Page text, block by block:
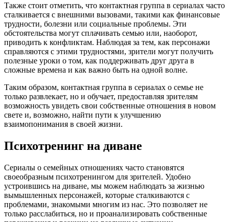
Также стоит отметить, что контактная группа в сериалах часто
сталкивается с внешними вызовами, такими как финансовые
трудности, болезни или социальные проблемы. Эти
обстоятельства могут сплачивать семью или, наоборот,
приводить к конфликтам. Наблюдая за тем, как персонажи
справляются с этими трудностями, зрители могут получить
полезные уроки о том, как поддерживать друг друга в
сложные времена и как важно быть на одной волне.
Таким образом, контактная группа в сериалах о семье не
только развлекает, но и обучает, предоставляя зрителям
возможность увидеть свои собственные отношения в новом
свете и, возможно, найти пути к улучшению
взаимопонимания в своей жизни.
Психотренинг на диване
Сериалы о семейных отношениях часто становятся
своеобразным психотренингом для зрителей. Удобно
устроившись на диване, мы можем наблюдать за жизнью
вымышленных персонажей, которые сталкиваются с
проблемами, знакомыми многим из нас. Это позволяет не
только расслабиться, но и проанализировать собственные